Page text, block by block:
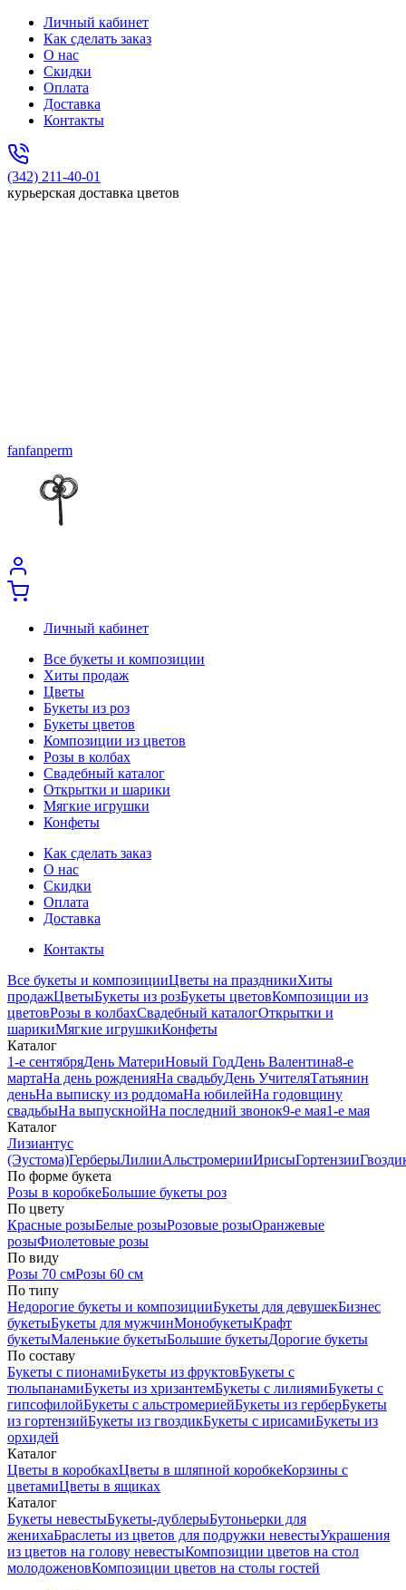
Личный кабинет
Как сделать заказ
О нас
Скидки
Оплата
Доставка
Контакты
(342) 211-40-01
курьерская доставка цветов
fanfanperm
Личный кабинет
Все букеты и композиции
Хиты продаж
Цветы
Букеты из роз
Букеты цветов
Композиции из цветов
Розы в колбах
Свадебный каталог
Открытки и шарики
Мягкие игрушки
Конфеты
Как сделать заказ
О нас
Скидки
Оплата
Доставка
Контакты
Все букеты и композицииЦветы на праздникиХиты
продажЦветыБукеты из розБукеты цветовКомпозиции из
цветовРозы в колбахСвадебный каталогОткрытки и
шарикиМягкие игрушкиКонфеты
Каталог
1-е сентябряДень МатериНовый ГодДень Валентина8-е
мартаНа день рожденияНа свадьбуДень УчителяТатьянин
деньНа выписку из роддомаНа юбилейНа годовщину
свадьбыНа выпускнойНа последний звонок9-е мая1-е мая
Каталог
Лизиантус
(Эустома)ГерберыЛилииАльстромерииИрисыГортензии
По форме букета
Розы в коробкеБольшие букеты роз
По цвету
Красные розыБелые розыРозовые розыОранжевые
розыФиолетовые розы
По виду
Розы 70 смРозы 60 см
По типу
Недорогие букеты и композицииБукеты для девушекБизнес
букетыБукеты для мужчинМонобукетыКрафт
букетыМаленькие букетыБольшие букетыДорогие букеты
По составу
Букеты с пионамиБукеты из фруктовБукеты с
тюльпанамиБукеты из хризантемБукеты с лилиямиБукеты с
гипсофилойБукеты с альстромериейБукеты из герберБукеты
из гортензийБукеты из гвоздикБукеты с ирисамиБукеты из
орхидей
Каталог
Цветы в коробкахЦветы в шляпной коробкеКорзины с
цветамиЦветы в ящиках
Каталог
Букеты невестыБукеты-дублерыБутоньерки для
женихаБраслеты из цветов для подружки невестыУкрашения
из цветов на голову невестыКомпозиции цветов на стол
молодоженовКомпозиции цветов на столы гостей